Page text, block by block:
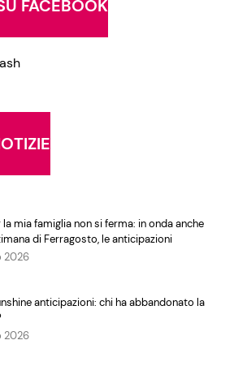
FACEBOOK
mia famiglia non si ferma: in onda anche
di Ferragosto, le anticipazioni
2026
anticipazioni: chi ha abbandonato la
2026